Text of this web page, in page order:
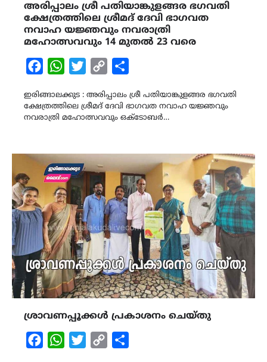
അരിപ്പാലം ശ്രീ പതിയാങ്കുളങ്ങര ഭഗവതി
ക്ഷേത്രത്തിലെ ശ്രീമദ് ദേവി ഭാഗവത
നവാഹ യജ്ഞവും നവരാത്രി
മഹോത്സവവും 14 മുതൽ 23 വരെ
FacebookWhatsAppTwitterCopy
ഇരിങ്ങാലക്കുട : അരിപ്പാലം ശ്രീ പതിയാങ്കുളങ്ങര ഭഗവതി
ക്ഷേത്രത്തിലെ ശ്രീമദ് ദേവി ഭാഗവത നവാഹ യജ്ഞവും
നവരാത്രി മഹോത്സവവും ഒക്ടോബർ…
ശ്രാവണപ്പൂക്കൾ പ്രകാശനം ചെയ്തു
FacebookWhatsAppTwitterCopy